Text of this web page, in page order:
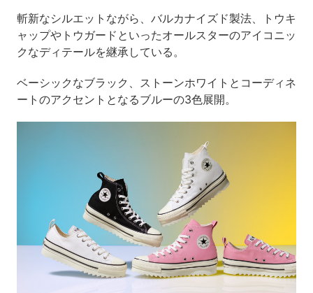
斬新なシルエットながら、バルカナイズド製法、トウキ
ャップやトウガードといったオールスターのアイコニッ
クなディテールを継承している。
ベーシックなブラック、ストーンホワイトとコーディネ
ートのアクセントとなるブルーの3色展開。